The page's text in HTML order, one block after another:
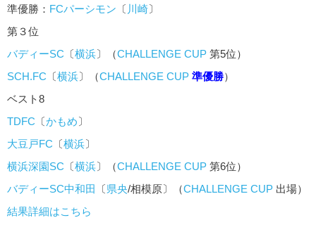
準優勝： FCパーシモン 〔 川崎〕
第３位
バディーSC 〔横浜〕（CHALLENGE CUP 第5位）
SCH.FC 〔横浜〕（CHALLENGE CUP 準優勝）
ベスト8
TDFC 〔かもめ〕
大豆戸FC 〔横浜〕
横浜深園SC 〔横浜〕（CHALLENGE CUP 第6位）
バディーSC中和田
〔県央/相模原〕（CHALLENGE CUP 出場）
結果詳細はこちら